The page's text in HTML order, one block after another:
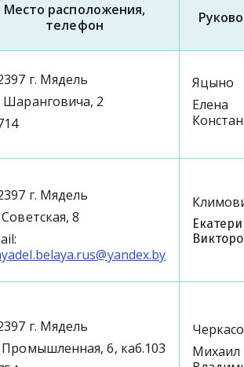
Место расположения,
телефон
г. Мядель
Шаранговича, 2
Яцыно
Елена
г. Мядель
Советская, 8
г. Мядель
Промышленная, 6, каб.103
Михаил